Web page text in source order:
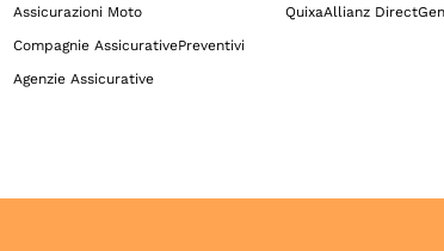
Assicurazioni Moto
Compagnie AssicurativePreventivi
Agenzie Assicurative
QuixaAllianz Direct